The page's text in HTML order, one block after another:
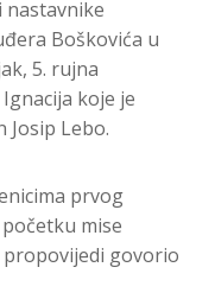
nastavnike
Boškovića u
5. rujna
koje je
Josip Lebo.
prvog
mise
govorio